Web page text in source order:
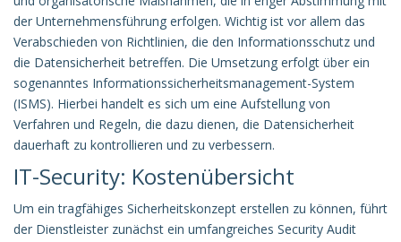
der Unternehmensführung erfolgen. Wichtig ist vor allem das
Verabschieden von Richtlinien, die den Informationsschutz und
die Datensicherheit betreffen. Die Umsetzung erfolgt über ein
sogenanntes Informationssicherheitsmanagement-System
(ISMS). Hierbei handelt es sich um eine Aufstellung von
Verfahren und Regeln, die dazu dienen, die Datensicherheit
dauerhaft zu kontrollieren und zu verbessern.
IT-Security: Kostenübersicht
Um ein tragfähiges Sicherheitskonzept erstellen zu können, führt
der Dienstleister zunächst ein umfangreiches Security Audit